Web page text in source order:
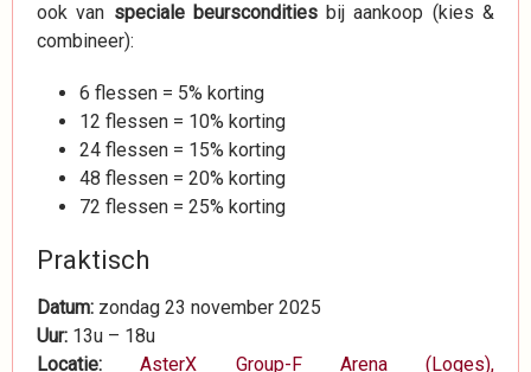
ook van speciale beursconditiesbij aankoop (kies &
combineer):
6 flessen = 5% korting
12 flessen = 10% korting
24 flessen = 15% korting
48 flessen = 20% korting
72 flessen = 25% korting
Praktisch
Datum: zondag 23 november 2025
Uur: 13u – 18u
Locatie:
AsterX Group-F Arena (Loges),